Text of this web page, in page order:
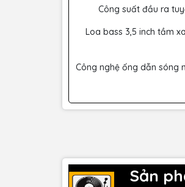
Công suất đầu ra
Loa bass 3,5 inch tầm
Công nghệ ống dẫn sóng
Sản